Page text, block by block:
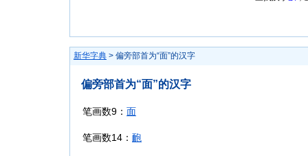
新华字典 > 偏旁部首为“面”的汉字
偏旁部首为“面”的汉字
笔画数9： 面
笔画数14： 靤